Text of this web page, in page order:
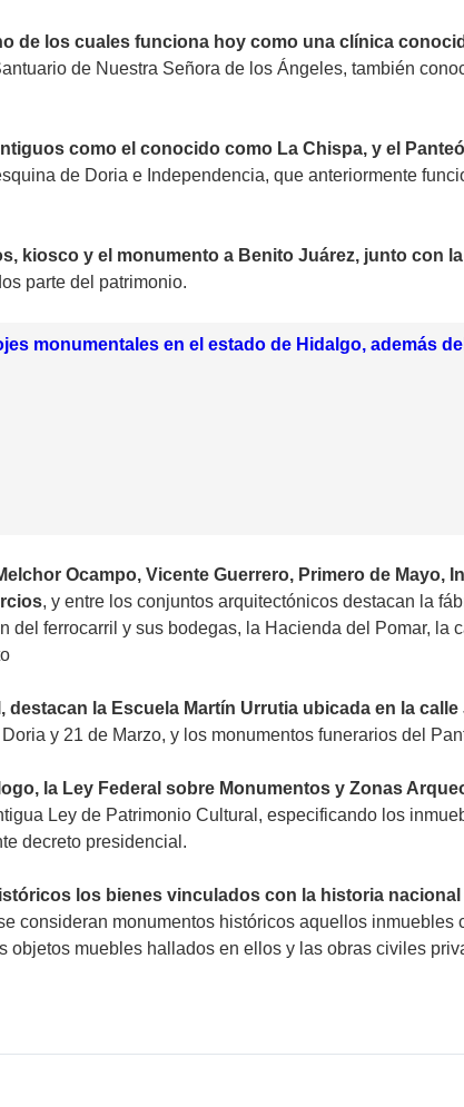
de los cuales funciona hoy como una clínica
de Nuestra Señora de los Ángeles, también
como el conocido como La Chispa, y el
de Doria e Independencia, que anteriormente
kiosco y el monumento a Benito Juárez, junto con
parte del patrimonio.
monumentales en el estado de Hidalgo, además
Ocampo, Vicente Guerrero, Primero de
, y entre los conjuntos arquitectónicos destacan la
del ferrocarril y sus bodegas, la Hacienda del Pomar,
la Escuela Martín Urrutia ubicada en la
y 21 de Marzo, y los monumentos funerarios del
la Ley Federal sobre Monumentos y Zonas
Ley de Patrimonio Cultural, especificando los
decreto presidencial.
los bienes vinculados con la historia
consideran monumentos históricos aquellos
muebles hallados en ellos y las obras civiles